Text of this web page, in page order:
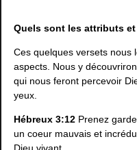
Quels sont les attributs
Ces quelques versets nous
aspects. Nous y
qui nous feront percevoir
yeux.
Hébreux 3:12 Prenez
un coeur mauvais et